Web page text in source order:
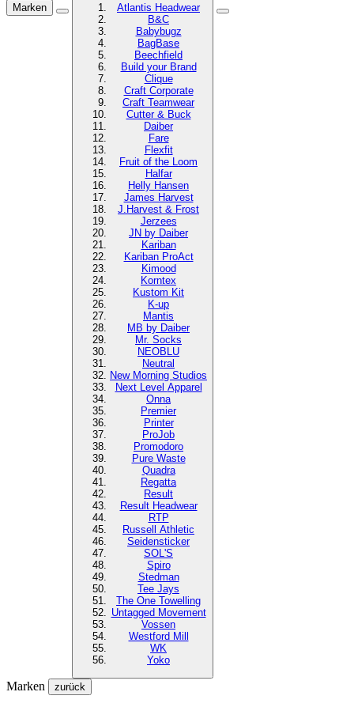
Marken
Atlantis Headwear
B&C
Babybugz
BagBase
Beechfield
Build your Brand
Clique
Craft Corporate
Craft Teamwear
Cutter & Buck
Daiber
Fare
Flexfit
Fruit of the Loom
Halfar
Helly Hansen
James Harvest
J.Harvest & Frost
Jerzees
JN by Daiber
Kariban
Kariban ProAct
Kimood
Korntex
Kustom Kit
K-up
Mantis
MB by Daiber
Mr. Socks
NEOBLU
Neutral
New Morning Studios
Next Level Apparel
Onna
Premier
Printer
ProJob
Promodoro
Pure Waste
Quadra
Regatta
Result
Result Headwear
RTP
Russell Athletic
Seidensticker
SOL'S
Spiro
Stedman
Tee Jays
The One Towelling
Untagged Movement
Vossen
Westford Mill
WK
Yoko
Marken zurück